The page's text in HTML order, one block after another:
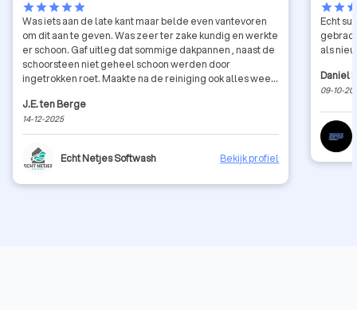
starstarstarstarstar
Was iets aan de late kant maar belde even vantevoren
om dit aan te geven. Was zeer ter zake kundig en werkte
er schoon. Gaf uitleg dat sommige dakpannen , naast de
schoorsteen niet geheel schoon werden door
ingetrokken roet. Maakte na de reiniging ook alles weer
schoongespoten. De ramen met osmose water en zelfs
de auto werd even meegenomen. Het dak is er zeer van
opgeknapt voor een redelijke prijs. TOP.
J.E. ten Berge
14-12-2025
Echt Netjes Softwash Bekijk profiel
starstar
Echt
als
Daniel
09-10-